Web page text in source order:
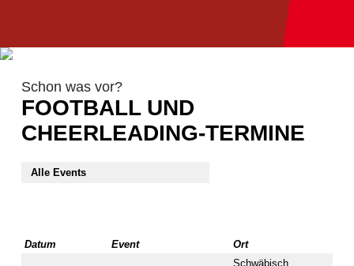
Schon was vor?
FOOTBALL UND
CHEERLEADING-TERMINE
Datum Event Ort
Schwäbisch